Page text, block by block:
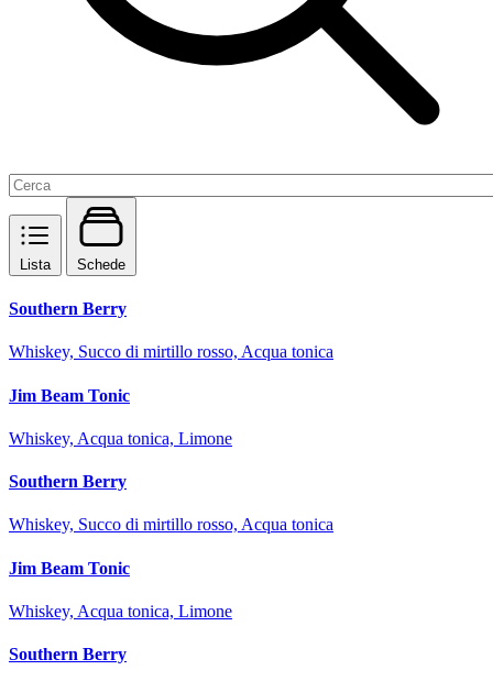
Lista Schede
Southern Berry
Whiskey, Succo di mirtillo rosso, Acqua tonica
Jim Beam Tonic
Whiskey, Acqua tonica, Limone
Southern Berry
Whiskey, Succo di mirtillo rosso, Acqua tonica
Jim Beam Tonic
Whiskey, Acqua tonica, Limone
Southern Berry